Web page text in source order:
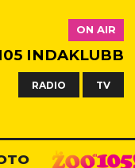
ON AIR
INDAKLUBB
RADIO TV